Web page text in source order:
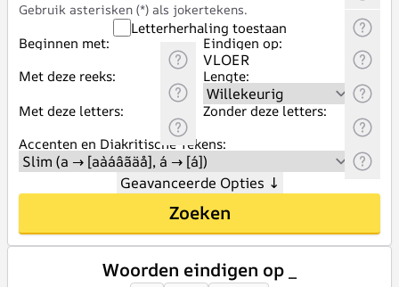
Gebruik asterisken (*) als jokertekens.
Letterherhaling toestaan
Beginnen met:
Eindigen op:
Met deze reeks:
Lengte:
Met deze letters:
Zonder deze letters:
Accenten en Diakritische Tekens:
Geavanceerde Opties ↓
Zoeken
Woorden eindigen op _